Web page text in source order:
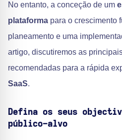
No entanto, a conceção de um
plataforma para o crescimento
planeamento e uma
artigo, discutiremos as
recomendadas para a rápida
SaaS.
Defina os seus
público-alvo